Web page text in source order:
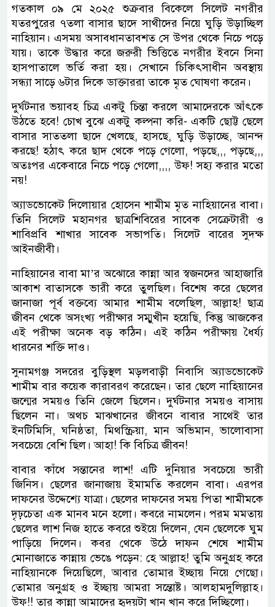
গতকাল ০৯ মে ২০২৫ শুক্রবার বিকেলে সিলেট নগরীর
যতরপুরের ৭তলা বাসার ছাদে সাথীদের নিয়ে ঘুড়ি উড়াচ্ছিল
নাহিয়ান। এসময় অসাবধানতাবশত সে উপর থেকে নিচে পড়ে
যায়। তাকে উদ্ধার করে জরুরী ভিত্তিতে নগরীর ইবনে সিনা
হাসপাতালে ভর্তি করা হয়। সেখানে চিকিৎসাধীন অবস্থায়
সন্ধ্যা সাড়ে ৬টার দিকে ডাক্তাররা তাকে মৃত ঘোষণা করেন।
দুর্ঘটনার ভয়াবহ চিত্র একটু চিন্তা করলে আমাদেরকে আঁৎকে
উঠতে হবে! চোখ বুঝে একটু কল্পনা করি- একটি ছোট্ট ছেলে
বাসার সাততলা ছাদে খেলছে, হাসছে, ঘুড়ি উড়াচ্ছে, আনন্দ
করছে! হঠাৎ করে ছাদ থেকে পড়ে গেলো, পড়ছে,,, পড়ছে,,,
অতঃপর একেবারে নিচে পড়ে গেলো,,,, উফ! সহ্য করার মতো
নয়!
অ্যাডভোকেট দিলোয়ার হোসেন শামীম মৃত নাহিয়ানের বাবা।
তিনি সিলেট মহানগর ছাত্রশিবিরের সাবেক সেক্রেটারী ও
শাবিপ্রবি শাখার সাবেক সভাপতি। সিলেট বারের সুদক্ষ
আইনজীবী।
নাহিয়ানের বাবা মা’র অঝোরে কান্না আর স্বজনদের আহাজারি
আকাশ বাতাসকে ভারী করে তুলছিল। বিশেষ করে ছেলের
জানাজা পূর্ব বক্তব্যে আমার শামীম বলেছিল, আল্লাহ! ছাত্র
জীবন থেকে অসংখ্য পরীক্ষার সম্মুখীন হয়েছি, কিন্তু আজকের
এই পরীক্ষা অনেক বড় কঠিন। এই কঠিন পরীক্ষায় ধৈর্য্য
ধারনের শক্তি দাও।
সুনামগঞ্জ সদরের বুড়িস্থল মড়লবাড়ী নিবাসি অ্যাডভোকেট
শামীম বার কয়েক কারাবরণ করেছেন। তার ছেলে নাহিয়ানের
জন্মের সময়ও তিনি জেলে ছিলেন। দুর্ঘটনার সময়ও বাসায়
ছিলেন না। অথচ মাঝখানের জীবনে বাবার সাথেই তার
ইনটিমিসি, ঘনিষ্ঠতা, মিথস্ক্রিয়া, মান অভিমান, ভালোবাসা
সবচেয়ে বেশি ছিল। আহা! কি বিচিত্র জীবন!
বাবার কাঁধে সন্তানের লাশ! এটি দুনিয়ার সবচেয়ে ভারী
জিনিস। ছেলের জানাজায় ইমামতি করলেন বাবা। এরপর
দাফনের উদ্দেশ্যে যাত্রা। ছেলের দাফনের সময় পিতা শামীমকে
দৃঢ়চেতা এক মানব মনে হলো। কবরে নামলেন। পরম মমতায়
ছেলের লাশ নিজ হাতে কবরে শুইয়ে দিলেন, যেন ছেলেকে ঘুম
পাড়িয়ে দিলেন। কবর থেকে উঠে দাফন শেষে শামীম
মোনাজাতে কান্নায় ভেঙে পড়েন: হে আল্লাহ! তুমি অনুগ্রহ করে
নাহিয়ানকে দিয়েছিলে, আবার তোমার ইচ্ছায় নিয়ে গেছো।
তোমার অনুগ্রহ ও ইচ্ছায় আমরা সন্তোষ্ট। আলহামদুলিল্লাহ।
উফ!! তার কান্না আমাদের হৃদয়টা খান খান করে দিচ্ছিলো।